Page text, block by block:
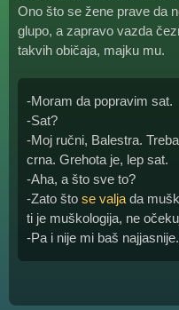
Ono što se žene prave da
glupo, a zapravo vazda
takvih običaja, majku mu.
-Moram da popravim sat.
-Sat?
-Moj ručni, Balestra.
crna. Grehota je, lep sat.
-Aha, a što sve to?
-Zato što se valja da
ti je muškologija, ne
-Pa i nije mi baš najjasnije.